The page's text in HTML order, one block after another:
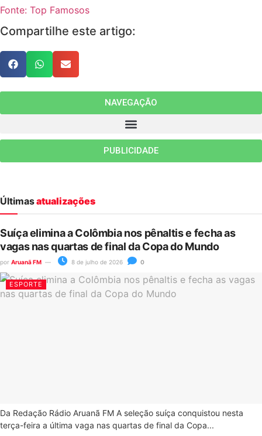
Fonte: Top Famosos
Compartilhe este artigo:
NAVEGAÇÃO
PUBLICIDADE
Últimasatualizações
Suíça elimina a Colômbia nos pênaltis e fecha as
vagas nas quartas de final da Copa do Mundo
por Aruanã FM 8 de julho de 2026 0
ESPORTE
Da Redação Rádio Aruanã FM A seleção suíça conquistou nesta
terça-feira a última vaga nas quartas de final da Copa...